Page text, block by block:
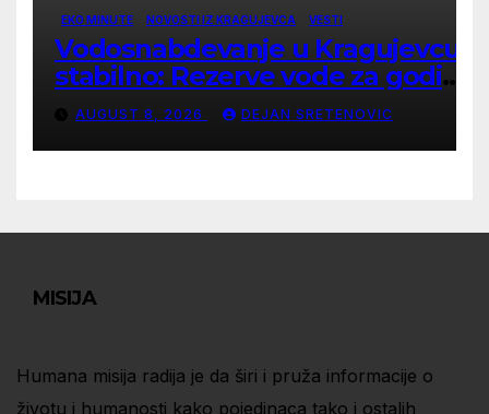
EKO MINUTE NOVOSTI IZ KRAGUJEVCA VESTI
Vodosnabdevanje u Kragujevcu
stabilno: Rezerve vode za godinu
dana
AUGUST 8, 2026 DEJAN SRETENOVIC
MISIJA
Humana misija radija je da širi i pruža informacije o
životu i humanosti kako pojedinaca tako i ostalih